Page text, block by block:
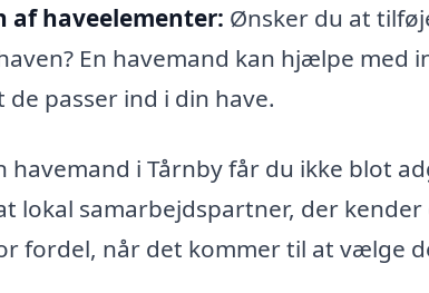
haveelementer: Ønsker du at
En havemand kan hjælpe med
de passer ind i din have.
havemand i Tårnby får du ikke blot
lokal samarbejdspartner, der
fordel, når det kommer til at vælge